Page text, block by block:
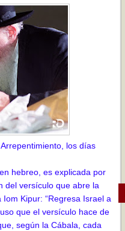
los días
hebreo, es explicada por
del versículo que abre la
Kipur: “Regresa Israel a
que el versículo hace de
según la Cábala, cada